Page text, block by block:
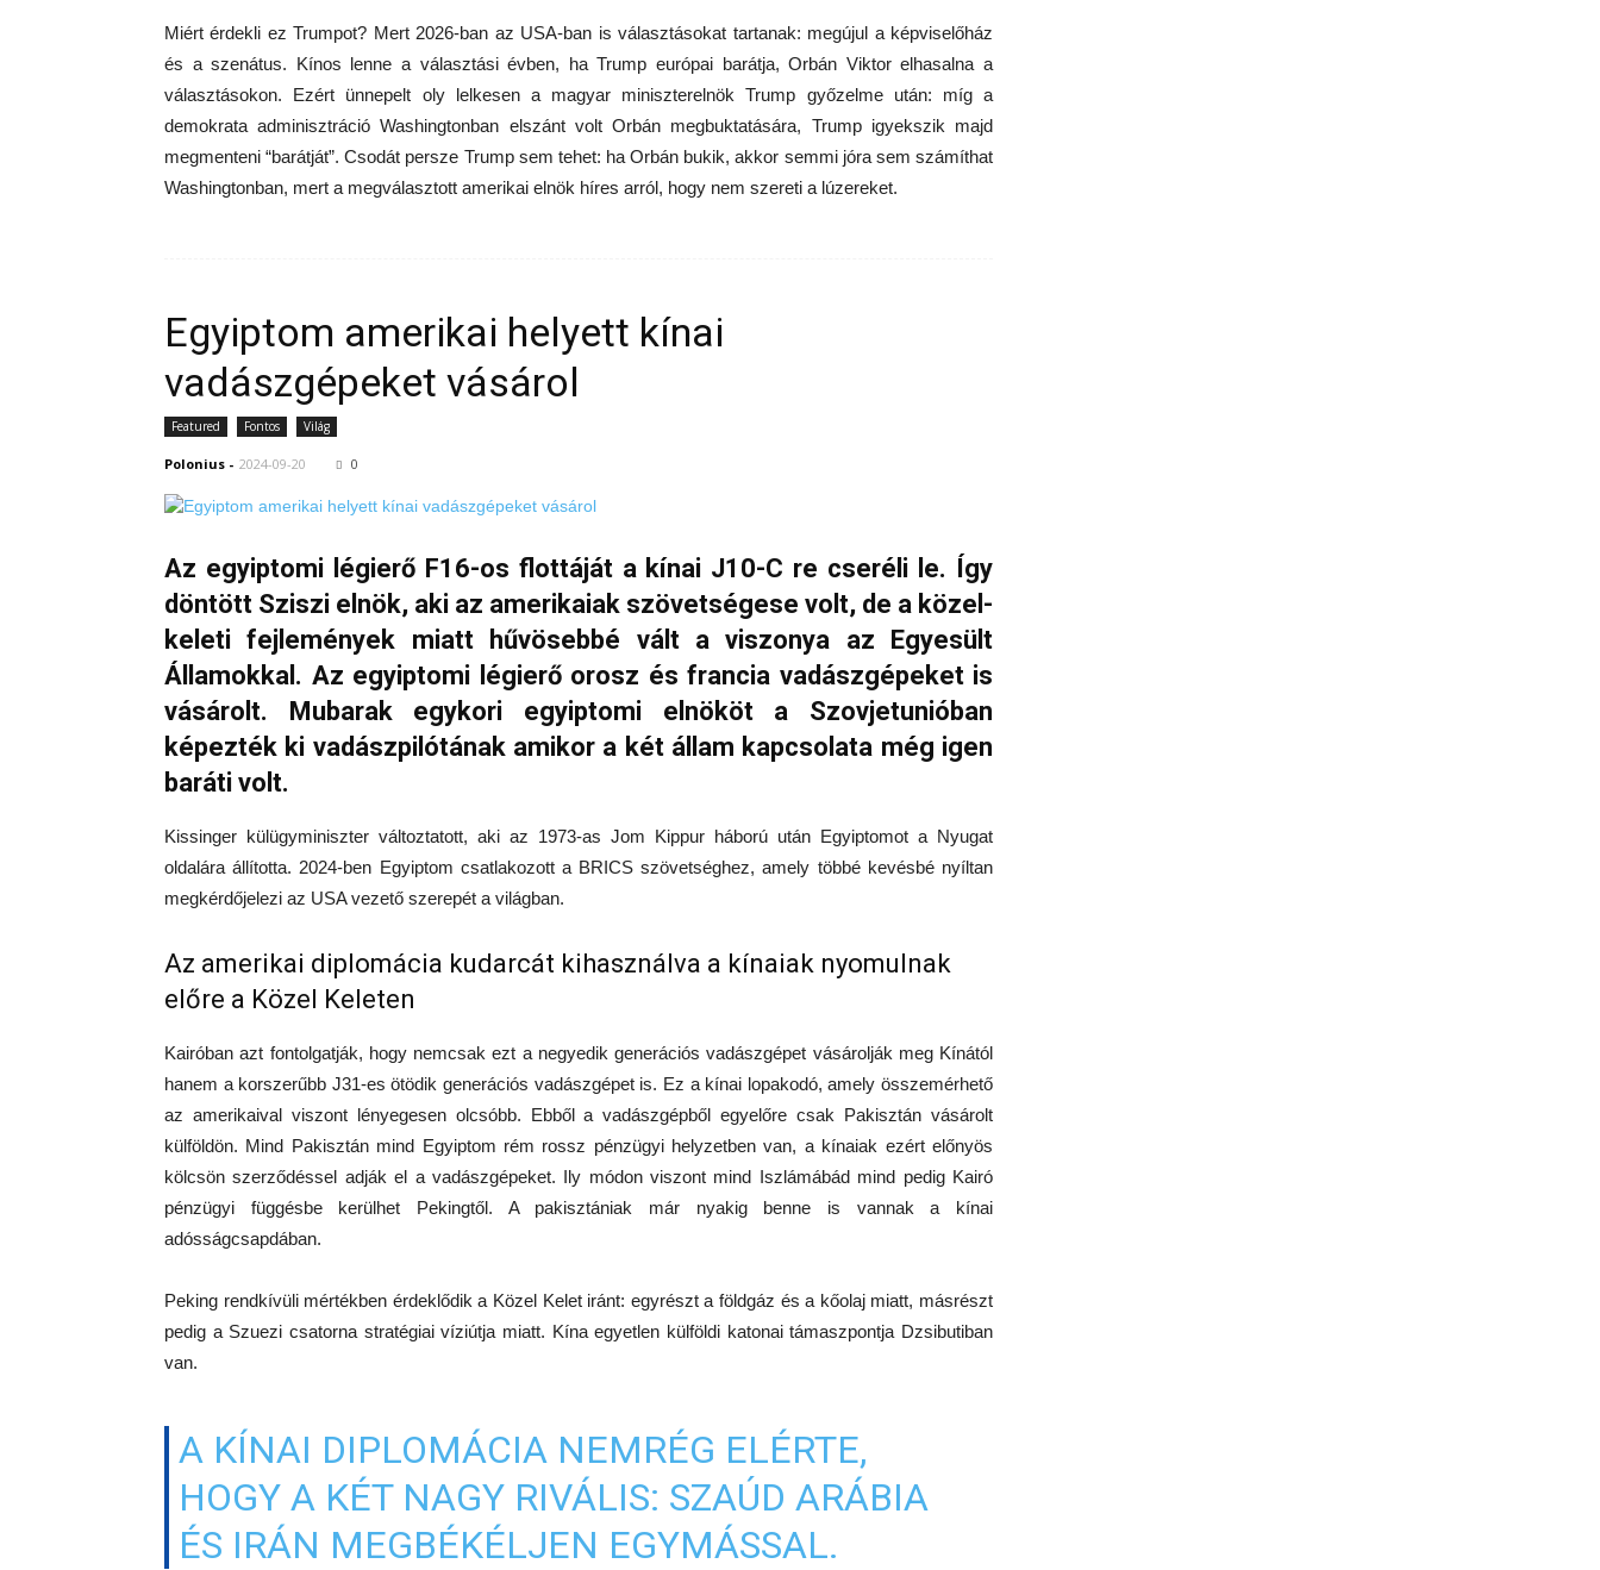
Miért érdekli ez Trumpot? Mert 2026-ban az USA-ban is választásokat tartanak: megújul a képviselőház
és a szenátus. Kínos lenne a választási évben, ha Trump európai barátja, Orbán Viktor elhasalna a
választásokon. Ezért ünnepelt oly lelkesen a magyar miniszterelnök Trump győzelme után: míg a
demokrata adminisztráció Washingtonban elszánt volt Orbán megbuktatására, Trump igyekszik majd
megmenteni “barátját”. Csodát persze Trump sem tehet: ha Orbán bukik, akkor semmi jóra sem számíthat
Washingtonban, mert a megválasztott amerikai elnök híres arról, hogy nem szereti a lúzereket.
Egyiptom amerikai helyett kínai
vadászgépeket vásárol
Featured Fontos Világ
Polonius - 2024-09-20 0
Az egyiptomi légierő F16-os flottáját a kínai J10-C re cseréli le. Így
döntött Sziszi elnök, aki az amerikaiak szövetségese volt, de a közel-
keleti fejlemények miatt hűvösebbé vált a viszonya az Egyesült
Államokkal. Az egyiptomi légierő orosz és francia vadászgépeket is
vásárolt. Mubarak egykori egyiptomi elnököt a Szovjetunióban
képezték ki vadászpilótának amikor a két állam kapcsolata még igen
baráti volt.
Kissinger külügyminiszter változtatott, aki az 1973-as Jom Kippur háború után Egyiptomot a Nyugat
oldalára állította. 2024-ben Egyiptom csatlakozott a BRICS szövetséghez, amely többé kevésbé nyíltan
megkérdőjelezi az USA vezető szerepét a világban.
Az amerikai diplomácia kudarcát kihasználva a kínaiak nyomulnak
előre a Közel Keleten
Kairóban azt fontolgatják, hogy nemcsak ezt a negyedik generációs vadászgépet vásárolják meg Kínától
hanem a korszerűbb J31-es ötödik generációs vadászgépet is. Ez a kínai lopakodó, amely összemérhető
az amerikaival viszont lényegesen olcsóbb. Ebből a vadászgépből egyelőre csak Pakisztán vásárolt
külföldön. Mind Pakisztán mind Egyiptom rém rossz pénzügyi helyzetben van, a kínaiak ezért előnyös
kölcsön szerződéssel adják el a vadászgépeket. Ily módon viszont mind Iszlámábád mind pedig Kairó
pénzügyi függésbe kerülhet Pekingtől. A pakisztániak már nyakig benne is vannak a kínai
adósságcsapdában.
Peking rendkívüli mértékben érdeklődik a Közel Kelet iránt: egyrészt a földgáz és a kőolaj miatt, másrészt
pedig a Szuezi csatorna stratégiai víziútja miatt. Kína egyetlen külföldi katonai támaszpontja Dzsibutiban
van.
A KÍNAI DIPLOMÁCIA NEMRÉG ELÉRTE,
HOGY A KÉT NAGY RIVÁLIS: SZAÚD ARÁBIA
ÉS IRÁN MEGBÉKÉLJEN EGYMÁSSAL.